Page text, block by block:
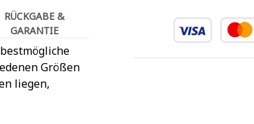
RÜCKGABE &
GARANTIE
Größen
liegen,